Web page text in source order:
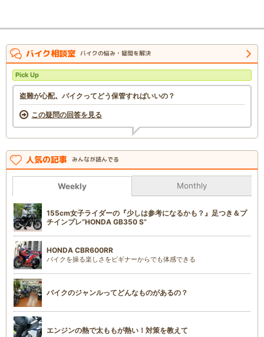
バイク相談室 バイクの悩み・疑問を解決
Pick Up
盗難が心配。バイクってどう保管すればいいの？
この疑問の回答を見る
人気の記事 みんなが読んでる
Weekly Monthly
155cm女子ライダーの『少しは参考になるかも？』足つき＆プ
チインプレ“HONDA GB350 S”
HONDA CBR600RR
バイクを操る楽しさをビギナーからでも体感できる
バイクのジャンルってどんなものがあるの？
エンジンの熱で太ももが熱い！対策を教えて